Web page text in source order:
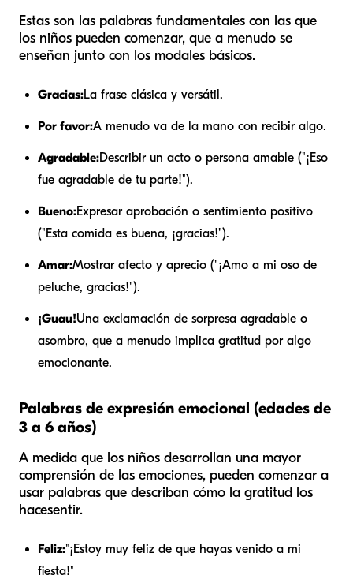
Estas son las palabras fundamentales con las que
los niños pueden comenzar, que a menudo se
enseñan junto con los modales básicos.
Gracias:La frase clásica y versátil.
Por favor:A menudo va de la mano con recibir algo.
Agradable:Describir un acto o persona amable ("¡Eso
fue agradable de tu parte!").
Bueno:Expresar aprobación o sentimiento positivo
("Esta comida es buena, ¡gracias!").
Amar:Mostrar afecto y aprecio ("¡Amo a mi oso de
peluche, gracias!").
¡Guau!Una exclamación de sorpresa agradable o
asombro, que a menudo implica gratitud por algo
emocionante.
Palabras de expresión emocional (edades de
3 a 6 años)
A medida que los niños desarrollan una mayor
comprensión de las emociones, pueden comenzar a
usar palabras que describan cómo la gratitud los
hacesentir.
Feliz:"¡Estoy muy feliz de que hayas venido a mi
fiesta!"